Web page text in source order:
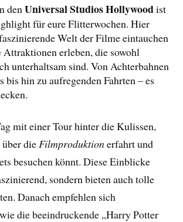
denUniversal Studios Hollywoodist
für eure Flitterwochen. Hier
Welt der Filme eintauchen
erleben, die sowohl
unterhaltsam sind. Von Achterbahnen
bis hin zu aufregenden Fahrten – es
mit einer Tour hinter die Kulissen,
die Filmproduktionerfahrt und
besuchen könnt. Diese Einblicke
sondern bieten auch tolle
Danach empfehlen sich
die beeindruckende „Harry Potter